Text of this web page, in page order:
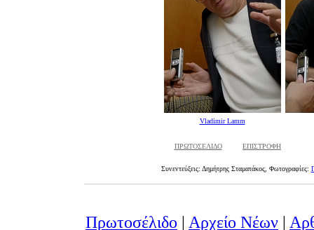
Vladimir Lamm
ΠΡΩΤΟΣΕΛΙΔΟ ΕΠΙΣΤΡΟΦΗ
Συνεντεύξεις: Δημήτρης Σταματάκος, Φωτογραφίες:
Πρωτοσέλιδο | Αρχείο Νέων |